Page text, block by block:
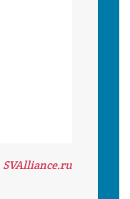
SVAlliance.ru